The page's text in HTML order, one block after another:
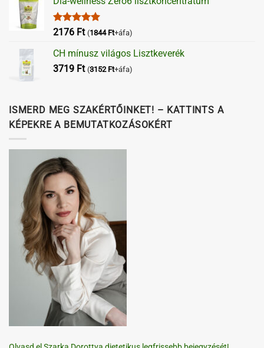
Értékelés:
2176 Ft (1844 Ft+áfa)
CH mínusz világos Lisztkeverék
3719 Ft (3152 Ft+áfa)
ISMERD MEG SZAKÉRTŐINKET! – KATTINTS A
KÉPEKRE A BEMUTATKOZÁSOKÉRT